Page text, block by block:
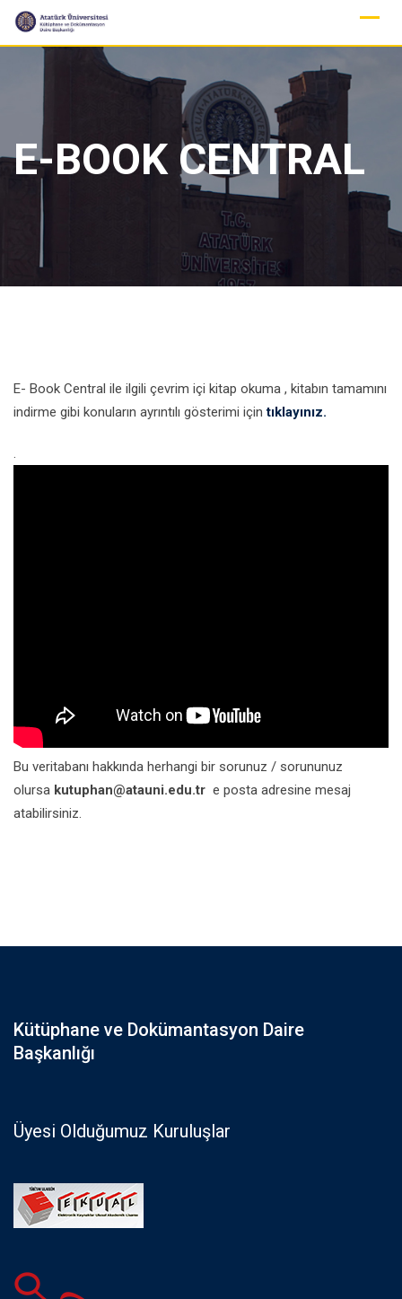
Skip
E-BOOK CENTRAL
E- Book Central ile ilgili çevrim içi kitap okuma , kitabın tamamını
indirme gibi konuların ayrıntılı gösterimi içintıklayınız.
.
Bu veritabanı hakkında herhangi bir sorunuz / sorununuz
olursa kutuphan@atauni.edu.tr e posta adresine mesaj
atabilirsiniz.
Kütüphane ve Dokümantasyon Daire
Başkanlığı
Üyesi Olduğumuz Kuruluşlar